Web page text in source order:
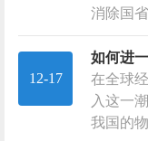
消除国
12-17
如何进
在全球
入这一
我国的